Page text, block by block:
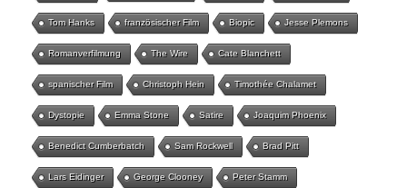
Tom Hanks französischer Film Biopic Jesse Plemons
Romanverfilmung The Wire Cate Blanchett
spanischer Film Christoph Hein Timothée Chalamet
Dystopie Emma Stone Satire Joaquim Phoenix
Benedict Cumberbatch Sam Rockwell Brad Pitt
Lars Eidinger George Clooney Peter Stamm